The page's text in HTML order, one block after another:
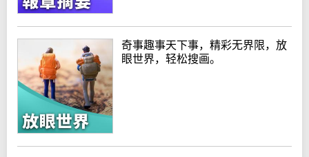
奇事趣事天下事，精彩无界限，放
眼世界，轻松搜画。